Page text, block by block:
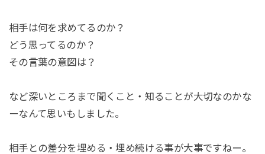
相手は何を求めてるのか？
どう思ってるのか？
その言葉の意図は？
など深いところまで聞くこと・知ることが大切なのかな
ーなんて思いもしました。
相手との差分を埋める・埋め続ける事が大事ですねー。